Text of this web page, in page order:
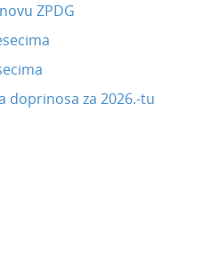
ZPDG
doprinosa za 2026.-tu